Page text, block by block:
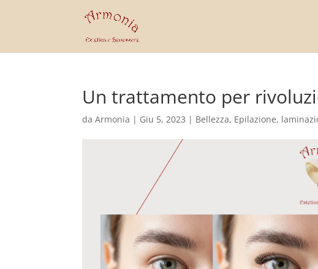
Un trattamento per
daArmonia | Giu 5, 2023 | Bellezza, Epilazione,